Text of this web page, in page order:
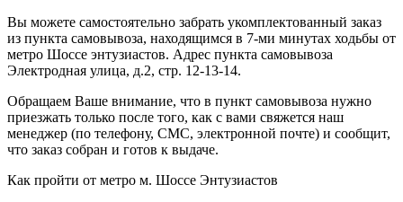
Вы можете самостоятельно забрать укомплектованный заказ
из пункта самовывоза, находящимся в 7-ми минутах ходьбы от
метро Шоссе энтузиастов. Адрес пункта самовывоза
Электродная улица, д.2, стр. 12-13-14.
Обращаем Ваше внимание, что в пункт самовывоза нужно
приезжать только после того, как с вами свяжется наш
менеджер (по телефону, СМС, электронной почте) и сообщит,
что заказ собран и готов к выдаче.
Как пройти от метро м. Шоссе Энтузиастов